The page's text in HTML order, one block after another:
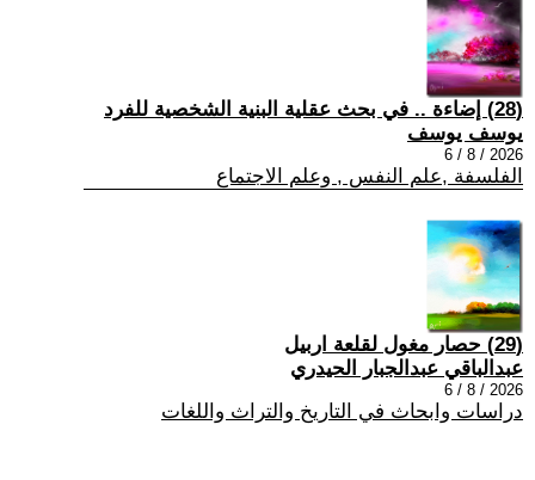
(28) إضاءة .. في بحث عقلية البنية الشخصية للفرد
يوسف يوسف
2026 / 8 / 6
الفلسفة ,علم النفس , وعلم الاجتماع
(29) حصار مغول لقلعة اربيل
عبدالباقي عبدالجبار الحيدري
2026 / 8 / 6
دراسات وابحاث في التاريخ والتراث واللغات